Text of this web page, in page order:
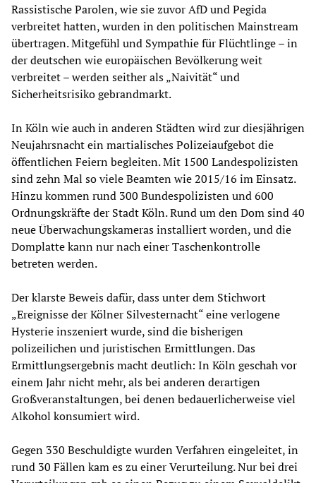
Rassistische Parolen, wie sie zuvor AfD und Pegida
verbreitet hatten, wurden in den politischen Mainstream
übertragen. Mitgefühl und Sympathie für Flüchtlinge – in
der deutschen wie europäischen Bevölkerung weit
verbreitet – werden seither als „Naivität“ und
Sicherheitsrisiko gebrandmarkt.
In Köln wie auch in anderen Städten wird zur diesjährigen
Neujahrsnacht ein martialisches Polizeiaufgebot die
öffentlichen Feiern begleiten. Mit 1500 Landespolizisten
sind zehn Mal so viele Beamten wie 2015/16 im Einsatz.
Hinzu kommen rund 300 Bundespolizisten und 600
Ordnungskräfte der Stadt Köln. Rund um den Dom sind 40
neue Überwachungskameras installiert worden, und die
Domplatte kann nur nach einer Taschenkontrolle
betreten werden.
Der klarste Beweis dafür, dass unter dem Stichwort
„Ereignisse der Kölner Silvesternacht“ eine verlogene
Hysterie inszeniert wurde, sind die bisherigen
polizeilichen und juristischen Ermittlungen. Das
Ermittlungsergebnis macht deutlich: In Köln geschah vor
einem Jahr nicht mehr, als bei anderen derartigen
Großveranstaltungen, bei denen bedauerlicherweise viel
Alkohol konsumiert wird.
Gegen 330 Beschuldigte wurden Verfahren eingeleitet, in
rund 30 Fällen kam es zu einer Verurteilung. Nur bei drei